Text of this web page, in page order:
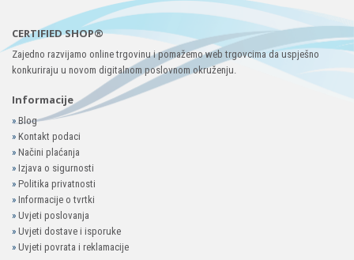
CERTIFIED SHOP®
Zajedno razvijamo online trgovinu i pomažemo web trgovcima da uspješno
konkuriraju u novom digitalnom poslovnom okruženju.
Informacije
»Blog
» Kontakt podaci
» Načini plaćanja
» Izjava o sigurnosti
» Politika privatnosti
» Informacije o tvrtki
» Uvjeti poslovanja
» Uvjeti dostave i isporuke
» Uvjeti povrata i reklamacije